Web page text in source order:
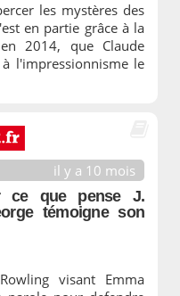
les mystères des
en partie grâce à la
2014, que Claude
l'impressionnisme le
il y a 10 mois
ce que pense J.
témoigne son
visant Emma